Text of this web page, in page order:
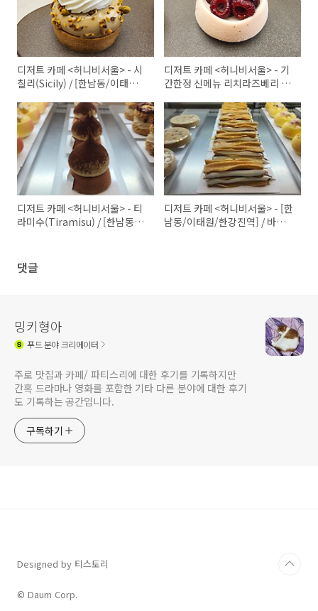
디저트 카페 <허니비서울> - 시
칠리(Sicily) / [한남동/이태원/
디저트 카페 <허니비서울> - 기
간한정 신메뉴 리치라즈베리 바
Basket) / [한남동/이태원/한
강진역]
디저트 카페 <허니비서울> - 티
라미수(Tiramisu) / [한남동/
디저트 카페 <허니비서울> - [한
남동/이태원/한강진역] / 바닐
댓글
밍키형아
푸드분야 크리에이터
주로 맛집과 카페/ 파티스리에 대한 후기를 기록하지만
간혹 드라마나 영화를 포함한 기타 다른 분야에 대한 후기
도 기록하는 공간입니다.
구독하기
Designed by 티스토리
© Daum Corp.